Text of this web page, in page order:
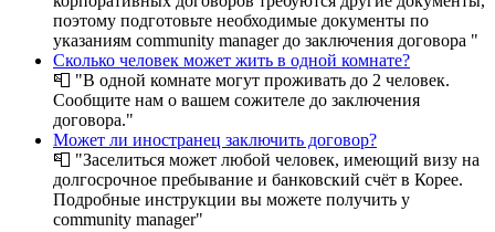
поэтому подготовьте необходимые документы по
указаниям community manager до заключения договора "
Сколько человек может жить в одной комнате?
📮 "В одной комнате могут проживать до 2 человек.
Сообщите нам о вашем сожителе до заключения
договора."
Может ли иностранец заключить договор?
📮 "Заселиться может любой человек, имеющий визу на
долгосрочное пребывание и банковский счёт в Корее.
Подробные инструкции вы можете получить у
community manager"